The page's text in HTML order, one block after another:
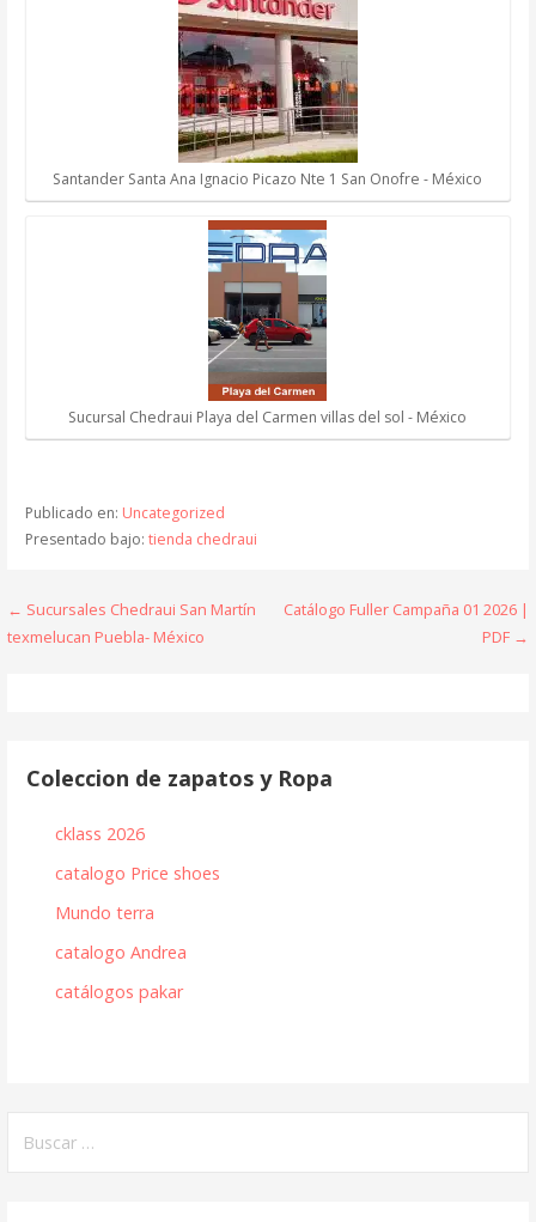
Santander Santa Ana Ignacio Picazo Nte 1 San Onofre - México
Sucursal Chedraui Playa del Carmen villas del sol - México
Publicado en: Uncategorized
Presentado bajo: tienda chedraui
Navegación
← Sucursales Chedraui San Martín
texmelucan Puebla- México
Catálogo Fuller Campaña 01 2026 |
PDF →
Coleccion de zapatos y Ropa
cklass 2026
catalogo Price shoes
Mundo terra
catalogo Andrea
catálogos pakar